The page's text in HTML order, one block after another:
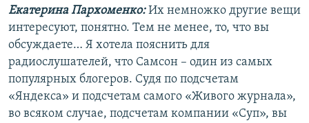
Екатерина Пархоменко:Их немножко другие вещи
интересуют, понятно. Тем не менее, то, что вы
обсуждаете… Я хотела пояснить для
радиослушателей, что Самсон – один из самых
популярных блогеров. Судя по подсчетам
«Яндекса» и подсчетам самого «Живого журнала»,
во всяком случае, подсчетам компании «Суп», вы